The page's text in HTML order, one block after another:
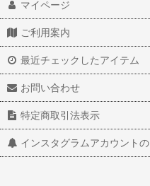
マイページ
ご利用案内
最近チェックしたアイテム
お問い合わせ
特定商取引法表示
インスタグラムアカウント